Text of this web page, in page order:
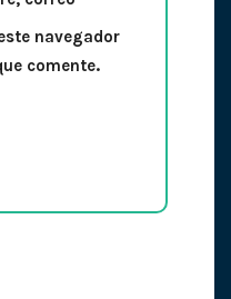
navegador
comente.